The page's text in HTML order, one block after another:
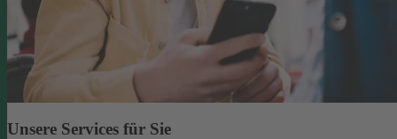
Unsere Services für Sie